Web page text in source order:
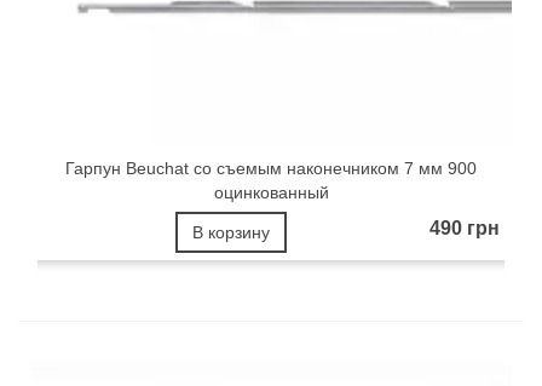
Гарпун Beuchat со съемым наконечником 7 мм 900
оцинкованный
490 грн
В корзину